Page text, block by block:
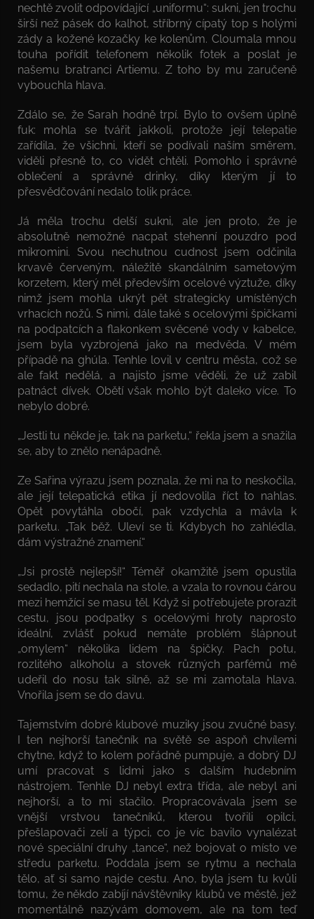
nechtě zvolit odpovídající „uniformu“: sukni, jen trochu
širší než pásek do kalhot, stříbrný cípatý top s holými
zády a kožené kozačky ke kolenům. Cloumala mnou
touha pořídit telefonem několik fotek a poslat je
našemu bratranci Artiemu. Z toho by mu zaručeně
vybouchla hlava.
Zdálo se, že Sarah hodně trpí. Bylo to ovšem úplně
fuk: mohla se tvářit jakkoli, protože její telepatie
zařídila, že všichni, kteří se podívali naším směrem,
viděli přesně to, co vidět chtěli. Pomohlo i správné
oblečení a správné drinky, díky kterým jí to
přesvědčování nedalo tolik práce.
Já měla trochu delší sukni, ale jen proto, že je
absolutně nemožné nacpat stehenní pouzdro pod
mikromini. Svou nechutnou cudnost jsem odčinila
krvavě červeným, náležitě skandálním sametovým
korzetem, který měl především ocelové výztuže, díky
nimž jsem mohla ukrýt pět strategicky umístěných
vrhacích nožů. S nimi, dále také s ocelovými špičkami
na podpatcích a flakonkem svěcené vody v kabelce,
jsem byla vyzbrojená jako na medvěda. V mém
případě na ghúla. Tenhle lovil v centru města, což se
ale fakt nedělá, a najisto jsme věděli, že už zabil
patnáct dívek. Obětí však mohlo být daleko více. To
nebylo dobré.
„Jestli tu někde je, tak na parketu,“ řekla jsem a snažila
se, aby to znělo nenápadně.
Ze Sařina výrazu jsem poznala, že mi na to neskočila,
ale její telepatická etika jí nedovolila říct to nahlas.
Opět povytáhla obočí, pak vzdychla a mávla k
parketu. „Tak běž. Uleví se ti. Kdybych ho zahlédla,
dám výstražné znamení.“
„Jsi prostě nejlepší!“ Téměř okamžitě jsem opustila
sedadlo, pití nechala na stole, a vzala to rovnou čárou
mezi hemžící se masu těl. Když si potřebujete prorazit
cestu, jsou podpatky s ocelovými hroty naprosto
ideální, zvlášť pokud nemáte problém šlápnout
„omylem“ několika lidem na špičky. Pach potu,
rozlitého alkoholu a stovek různých parfémů mě
udeřil do nosu tak silně, až se mi zamotala hlava.
Vnořila jsem se do davu.
Tajemstvím dobré klubové muziky jsou zvučné basy.
I ten nejhorší tanečník na světě se aspoň chvílemi
chytne, když to kolem pořádně pumpuje, a dobrý DJ
umí pracovat s lidmi jako s dalším hudebním
nástrojem. Tenhle DJ nebyl extra třída, ale nebyl ani
nejhorší, a to mi stačilo. Propracovávala jsem se
vnější vrstvou tanečníků, kterou tvořili opilci,
přešlapovači zelí a týpci, co je víc bavilo vynalézat
nové speciální druhy „tance“, než bojovat o místo ve
středu parketu. Poddala jsem se rytmu a nechala
tělo, ať si samo najde cestu. Ano, byla jsem tu kvůli
tomu, že někdo zabíjí návštěvníky klubů ve městě, jež
momentálně nazývám domovem, ale na tom teď